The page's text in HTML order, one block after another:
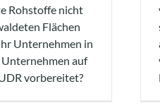
Rohstoffe nicht
Flächen
Unternehmen in
auf
vorbereitet?